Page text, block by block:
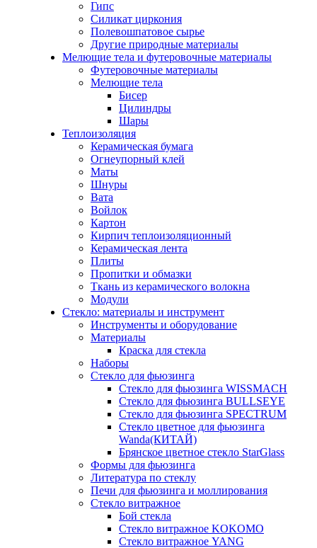
Гипс
Силикат циркония
Полевошпатовое сырье
Другие природные материалы
Мелющие тела и футеровочные материалы
Футеровочные материалы
Мелющие тела
Бисер
Цилиндры
Шары
Теплоизоляция
Керамическая бумага
Огнеупорный клей
Маты
Шнуры
Вата
Войлок
Картон
Кирпич теплоизоляционный
Керамическая лента
Плиты
Пропитки и обмазки
Ткань из керамического волокна
Модули
Стекло: материалы и инструмент
Инструменты и оборудование
Материалы
Краска для стекла
Наборы
Стекло для фьюзинга
Стекло для фьюзинга WISSMACH
Стекло для фьюзинга BULLSEYE
Стекло для фьюзинга SPECTRUM
Стекло цветное для фьюзинга
Wanda(КИТАЙ)
Брянское цветное стекло StarGlass
Формы для фьюзинга
Литература по стеклу
Печи для фьюзинга и моллирования
Стекло витражное
Бой стекла
Стекло витражное KOKOMO
Стекло витражное YANG